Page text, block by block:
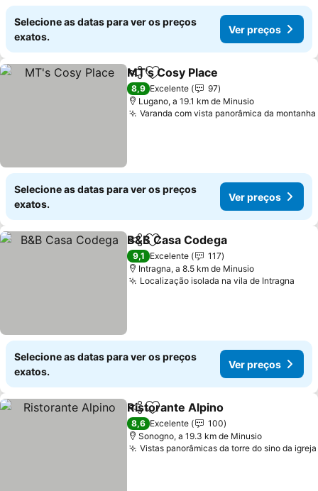
Selecione as datas para ver os preços
exatos.
Ver preços
PartilharAdicionar aos favoritos
MT's Cosy Place
8,9 Excelente
97
Lugano, a 19.1 km de Minusio
Varanda com vista panorâmica da montanha
Selecione as datas para ver os preços
exatos.
Ver preços
PartilharAdicionar aos favoritos
B&B Casa Codega
9,1 Excelente
117
Intragna, a 8.5 km de Minusio
Localização isolada na vila de Intragna
Selecione as datas para ver os preços
exatos.
Ver preços
PartilharAdicionar aos favoritos
Ristorante Alpino
8,6 Excelente
100
Sonogno, a 19.3 km de Minusio
Vistas panorâmicas da torre do sino da igreja